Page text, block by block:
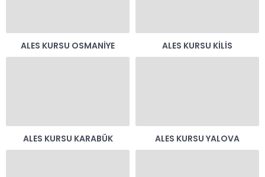
ALES KURSU OSMANIYE ALES KURSU KILIS
ALES KURSU KARABÜK ALES KURSU YALOVA